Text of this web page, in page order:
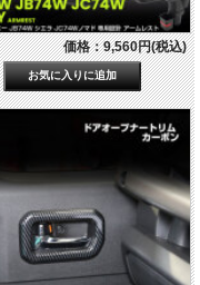
価格：9,560円(税込)